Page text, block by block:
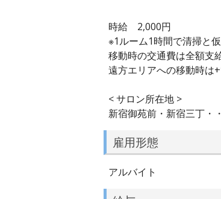
時給 2,000円
※1ルーム1時間で清掃と仮
移動時の交通費は全額支給
遠方エリアへの移動時は
< サロン所在地 >
新宿御苑前・新宿三丁・
雇用形態
アルバイト